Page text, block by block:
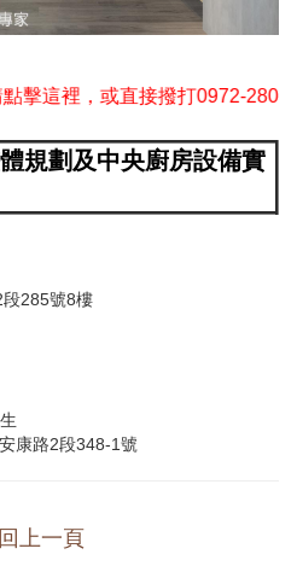
裡，或直接撥打0972-280-688
規劃及中央廚房設備實
285號8樓
康路2段348-1號
上一頁